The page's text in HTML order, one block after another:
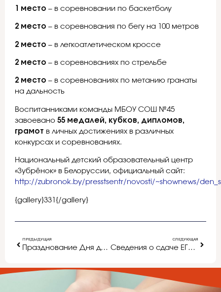
1 место – в соревновании по баскетболу
2 место – в соревнования по бегу на 100 метров
2 место – в легкоатлетическом кроссе
2 место – в соревнованиях по стрельбе
2 место – в соревнованиях по метанию гранаты
на дальность
Воспитанниками команды МБОУ СОШ №45
завоевано 55 медалей, кубков, дипломов,
грамот в личных достижениях в различных
конкурсах и соревнованиях.
Национальный детский образовательный центр
«Зубрёнок» в Белоруссии, официальный сайт:
http://zubronok.by/presstsentr/novosti/~shownews/
{gallery}331{/gallery}
ПРЕДЫДУЩАЯ
Празднование Дня дошкольного работника
СЛЕДУЮЩАЯ
Сведения о сдаче ЕГЭ-2015 по русскому языку в осенние сроки